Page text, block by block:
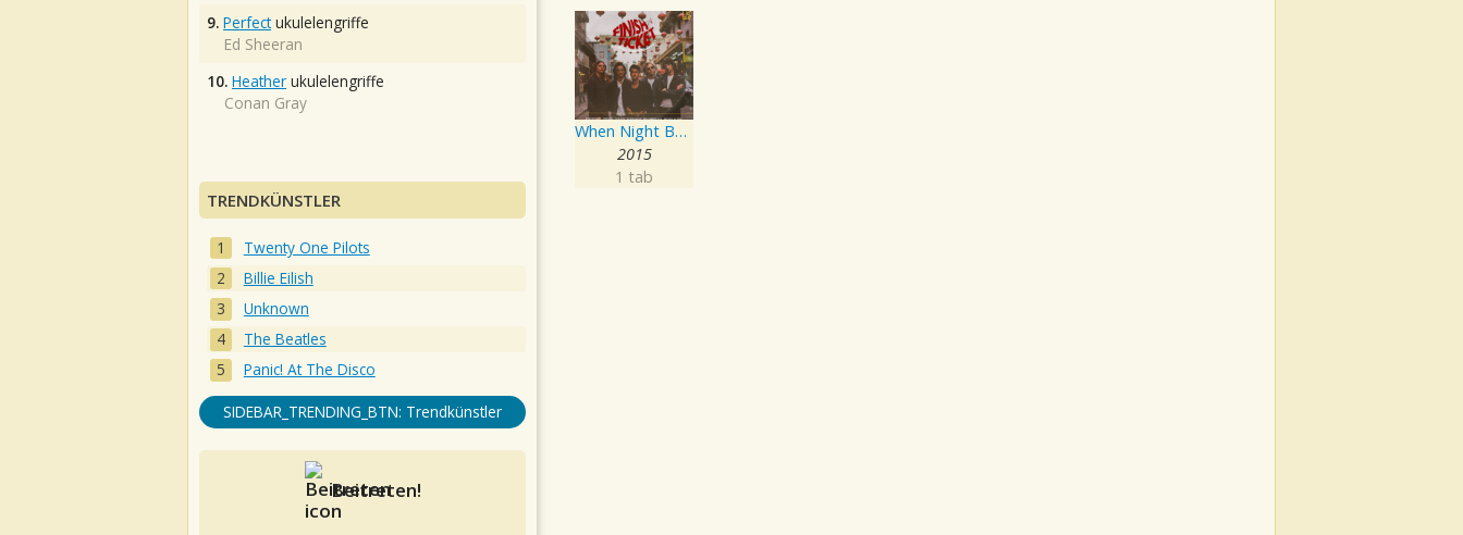
When Night Becomes Day
2015
1 tab
9. Perfectukulelengriffe
Ed Sheeran
10. Heather ukulelengriffe
Conan Gray
TRENDKÜNSTLER
Twenty One Pilots
Billie Eilish
Unknown
The Beatles
Panic! At The Disco
SIDEBAR_TRENDING_BTN: Trendkünstler
Beitreten!